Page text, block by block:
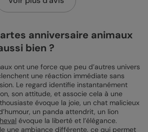
anniversaire animaux
bien ?
ont une force que peu d’autres univers
une réaction immédiate sans
Le regard identifie instantanément
son attitude, et associe cela à une
évoque la joie, un chat malicieux
un panda attendrit, un lion
évoque la liberté et l’élégance.
une ambiance différente, ce qui permet